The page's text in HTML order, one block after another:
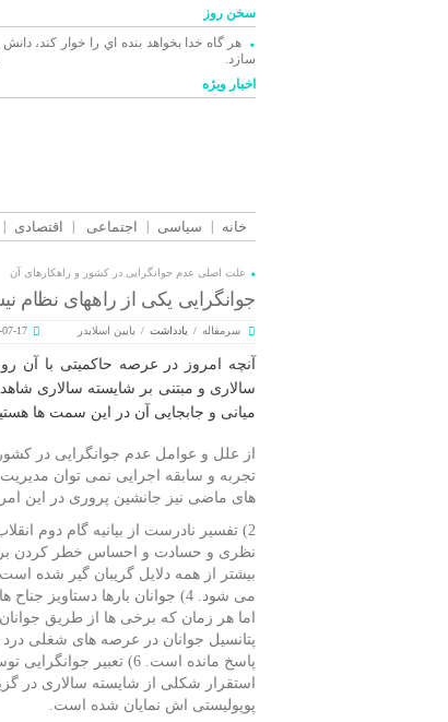
سخن روز
هر گاه خدا بخواهد بنده اي را خوار كند،
سازد.
اخبار ویژه
خانه سیاسی اجتماعی اقتصادی
علت اصلی عدم جوانگرایی در کشور و راهکارهای آن
جوانگرایی یکی از راههای نظام
سرمقاله / یادداشت / یایین اسلایدر 07-17
آنچه امروز در عرصه حاکمیتی با آن
سالاری و مبتنی بر شایسته سالاری
میانی و جابجایی آن در این سمت ها
تجربه و سابقه اجرایی نمی توان
های ماضی نیز جانشین پروری در این
نظری و حسادت و احساس خطر کردن برای
بیشتر از همه دلایل گریبان گیر شده
می شود. 4) جوانان بارها
پتانسیل جوانان در عرصه های شغلی
پاسخ مانده است. 6)
استقرار شکلی از شایسته سالاری در
پوپولیستی اش نمایان شده است.